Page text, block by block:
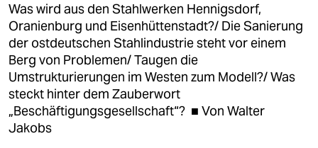
öko
gesellschaft
kultur
sport
Was wird aus den Stahlwerken Hennigsdorf,
Oranienburg und Eisenhüttenstadt?/ Die Sanierung
der ostdeutschen Stahlindustrie steht vor einem
Berg von Problemen/ Taugen die
Umstrukturierungen im Westen zum Modell?/ Was
steckt hinter dem Zauberwort
„Beschäftigungsgesellschaft“? ■ Von Walter
Jakobs